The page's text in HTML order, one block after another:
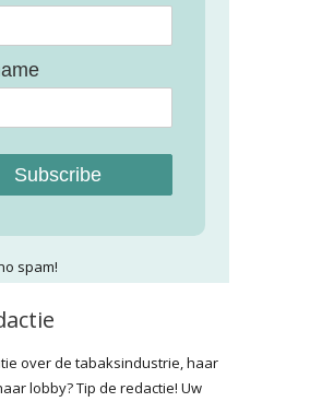
Subscribe
spam!
over de tabaksindustrie, haar
lobby? Tip de redactie! Uw